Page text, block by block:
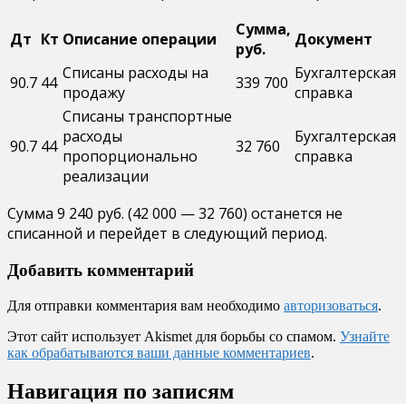
Дт Кт Описание операции
Сумма,
руб.
Документ
90.7 44 Списаны расходы на
продажу
339 700 Бухгалтерская
справка
90.7 44
Списаны транспортные
расходы
пропорционально
реализации
32 760
Бухгалтерская
справка
Сумма 9 240 руб. (42 000 — 32 760) останется не
списанной и перейдет в следующий период.
Добавить комментарий
Для отправки комментария вам необходимо авторизоваться.
Этот сайт использует Akismet для борьбы со спамом. Узнайте
как обрабатываются ваши данные комментариев.
Навигация по записям